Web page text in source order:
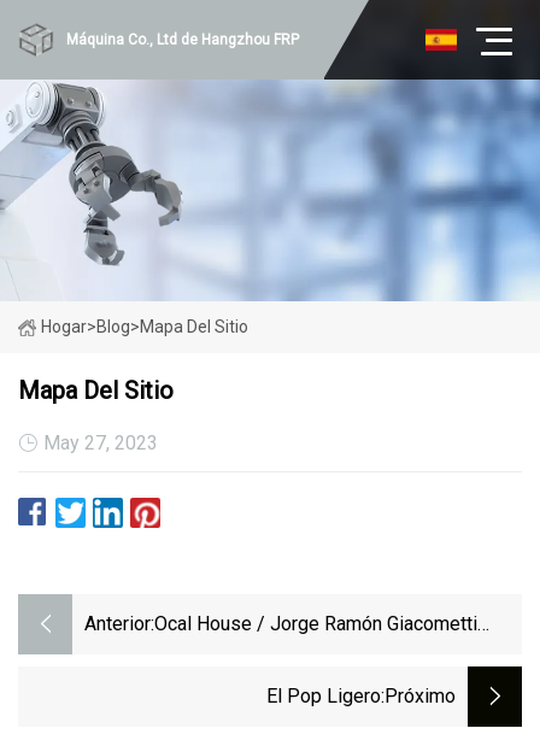
Máquina Co., Ltd de Hangzhou FRP
Hogar>Blog>Mapa Del Sitio
Mapa Del Sitio
May 27, 2023
Anterior:Ocal House / Jorge Ramón Giacometti
El Pop Ligero:próximo